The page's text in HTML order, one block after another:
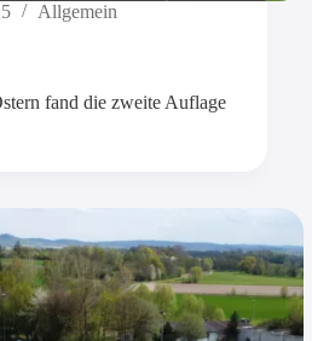
Allgemein
fand die zweite Auflage